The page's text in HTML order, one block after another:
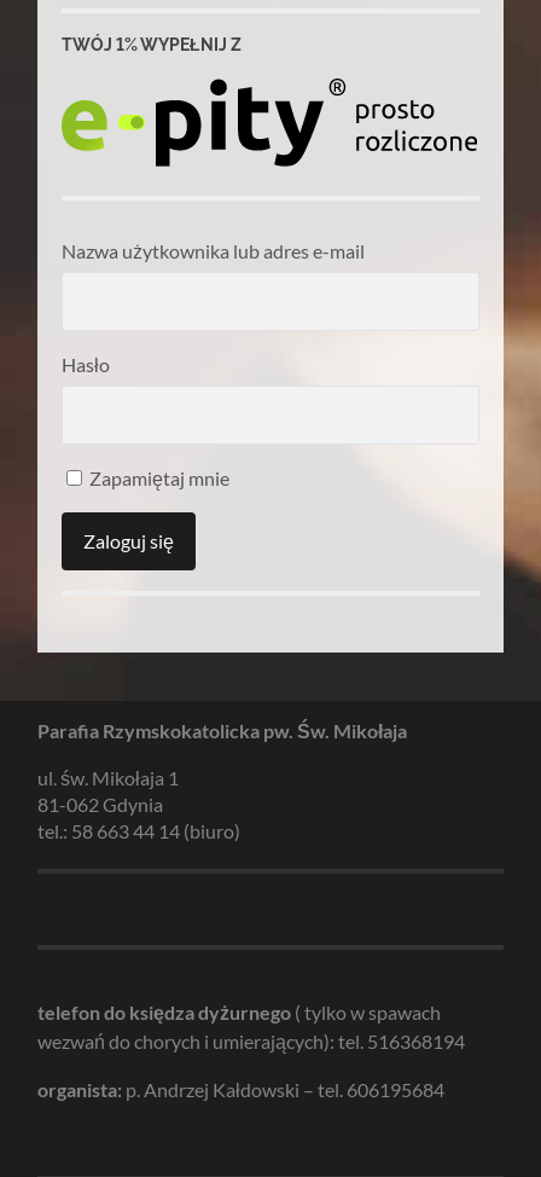
TWÓJ 1% WYPEŁNIJ Z
Nazwa użytkownika lub adres e-mail
Hasło
Zapamiętaj mnie
Parafia Rzymskokatolicka pw. Św. Mikołaja
ul. św. Mikołaja 1
81-062 Gdynia
tel.: 58 663 44 14 (biuro)
telefon do księdza dyżurnego ( tylko w spawach
wezwań do chorych i umierających): tel. 516368194
organista: p. Andrzej Kałdowski – tel. 606195684